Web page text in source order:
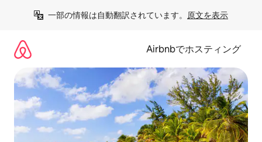
一部の情報は自動翻訳されています。 原文を表示
Airbnbでホスティング